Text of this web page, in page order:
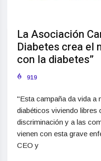
La Asociación
Diabetes crea el
con la diabetes”
919
"Esta campaña da vida a
diabéticos viviendo libres
discriminación y a las
vienen con esta grave
CEO y